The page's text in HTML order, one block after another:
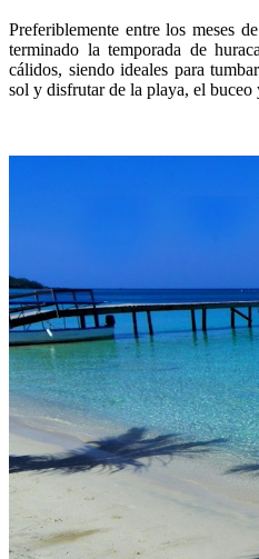
Preferiblemente entre los meses
terminado la temporada de
cálidos, siendo ideales para
sol y disfrutar de la playa, el buceo